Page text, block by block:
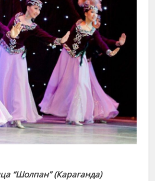
“Шолпан” (Караганда)